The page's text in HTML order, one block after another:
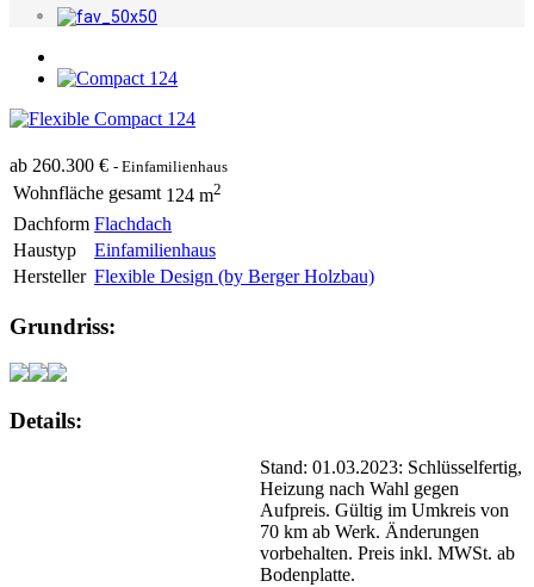
ab 260.300 € - Einfamilienhaus
Wohnfläche gesamt 124 m2
Dachform Flachdach
Haustyp
Einfamilienhaus
Hersteller Flexible Design (by Berger Holzbau)
Grundriss:
Details:
Stand: 01.03.2023: Schlüsselfertig,
Heizung nach Wahl gegen
Aufpreis. Gültig im Umkreis von
70 km ab Werk. Änderungen
vorbehalten. Preis inkl. MWSt. ab
Bodenplatte.